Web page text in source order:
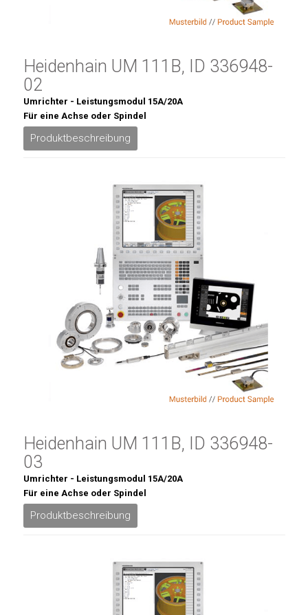
Heidenhain UM 111B, ID 336948-
02
Umrichter - Leistungsmodul 15A/20A
Für eine Achse oder Spindel
Produktbeschreibung
Heidenhain UM 111B, ID 336948-
03
Umrichter - Leistungsmodul 15A/20A
Für eine Achse oder Spindel
Produktbeschreibung